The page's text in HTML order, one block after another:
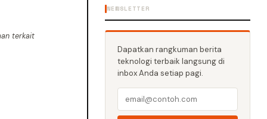
terkait
NEWSLETTER
Dapatkan rangkuman berita
teknologi terbaik langsung di
inbox Anda setiap pagi.